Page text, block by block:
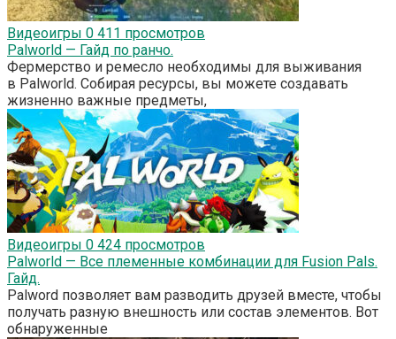
Видеоигры 0 411 просмотров
Palworld — Гайд по ранчо.
Фермерство и ремесло необходимы для выживания
в Palworld. Собирая ресурсы, вы можете создавать
жизненно важные предметы,
Видеоигры 0 424 просмотров
Palworld — Все племенные комбинации для Fusion Pals.
Гайд.
Palword позволяет вам разводить друзей вместе, чтобы
получать разную внешность или состав элементов. Вот
обнаруженные